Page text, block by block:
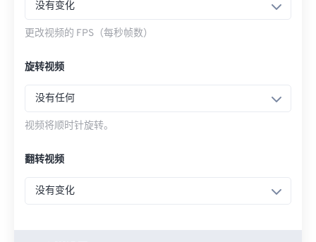
没有变化
更改视频的 FPS（每秒帧数）
旋转视频
没有任何
视频将顺时针旋转。
翻转视频
没有变化